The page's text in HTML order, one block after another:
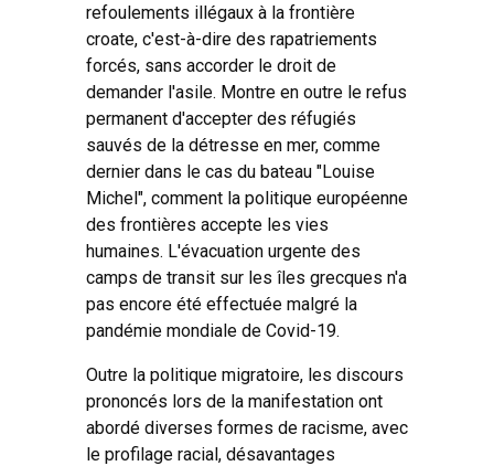
refoulements illégaux à la frontière
croate, c'est-à-dire des rapatriements
forcés, sans accorder le droit de
demander l'asile. Montre en outre le refus
permanent d'accepter des réfugiés
sauvés de la détresse en mer, comme
dernier dans le cas du bateau "Louise
Michel", comment la politique européenne
des frontières accepte les vies
humaines. L'évacuation urgente des
camps de transit sur les îles grecques n'a
pas encore été effectuée malgré la
pandémie mondiale de Covid-19.
Outre la politique migratoire, les discours
prononcés lors de la manifestation ont
abordé diverses formes de racisme, avec
le profilage racial, désavantages